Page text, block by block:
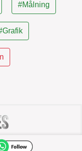
#Målning
stöd|
oss